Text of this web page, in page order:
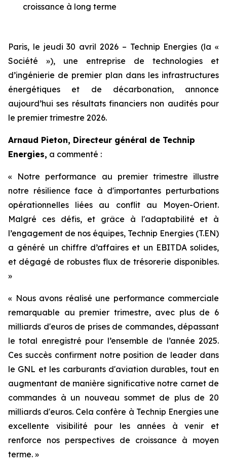
croissance à long terme
Paris, le jeudi 30 avril 2026 – Technip Energies (la «
Société »), une entreprise de technologies et
d’ingénierie de premier plan dans les infrastructures
énergétiques et de décarbonation, annonce
aujourd’hui ses résultats financiers non audités pour
le premier trimestre 2026.
Arnaud Pieton, Directeur général de Technip
Energies, a commenté :
« Notre performance au premier trimestre illustre
notre résilience face à d'importantes perturbations
opérationnelles liées au conflit au Moyen-Orient.
Malgré ces défis, et grâce à l'adaptabilité et à
l’engagement de nos équipes, Technip Energies (T.EN)
a généré un chiffre d’affaires et un EBITDA solides,
et dégagé de robustes flux de trésorerie disponibles.
»
« Nous avons réalisé une performance commerciale
remarquable au premier trimestre, avec plus de 6
milliards d'euros de prises de commandes, dépassant
le total enregistré pour l’ensemble de l’année 2025.
Ces succès confirment notre position de leader dans
le GNL et les carburants d'aviation durables, tout en
augmentant de manière significative notre carnet de
commandes à un nouveau sommet de plus de 20
milliards d'euros. Cela confère à Technip Energies une
excellente visibilité pour les années à venir et
renforce nos perspectives de croissance à moyen
terme. »